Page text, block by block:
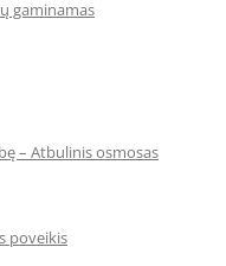
gaminamas
– Atbulinis osmosas
poveikis